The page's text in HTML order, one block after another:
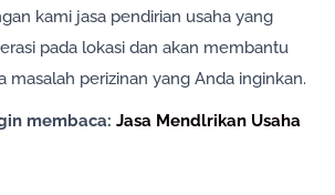
kami jasa pendirian usaha yang
pada lokasi dan akan membantu
masalah perizinan yang Anda inginkan.
membaca: Jasa Mendlrikan Usaha